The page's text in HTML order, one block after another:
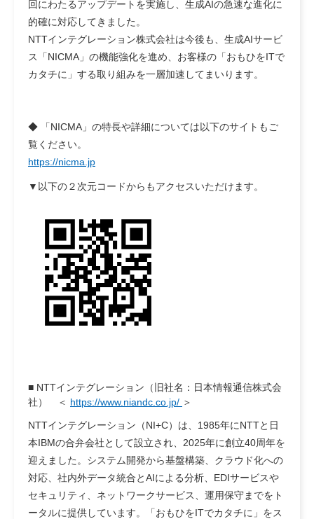
回にわたるアップデートを実施し、生成AIの急速な進化に
的確に対応してきました。
NTTインテグレーション株式会社は今後も、生成AIサービ
ス「NICMA」の機能強化を進め、お客様の「おもひをITで
カタチに」する取り組みを一層加速してまいります。
◆ 「NICMA」の特長や詳細については以下のサイトもご
覧ください。
https://nicma.jp
▼以下の２次元コードからもアクセスいただけます。
■ NTTインテグレーション（旧社名：日本情報通信株式会
社）
＜ https://www.niandc.co.jp/ ＞
NTTインテグレーション（NI+C）は、1985年にNTTと日
本IBMの合弁会社として設立され、2025年に創立40周年を
迎えました。システム開発から基盤構築、クラウド化への
対応、社内外データ統合とAIによる分析、EDIサービスや
セキュリティ、ネットワークサービス、運用保守までをト
ータルに提供しています。「おもひをITでカタチに」をス